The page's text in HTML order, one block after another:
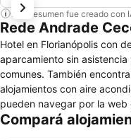
Este resumen fue creado
Rede Andrade
Hotel en Florianópolis con
aparcamiento sin
comunes. También
alojamientos con aire
pueden navegar por la
de pelo. Los servicios de
Compará